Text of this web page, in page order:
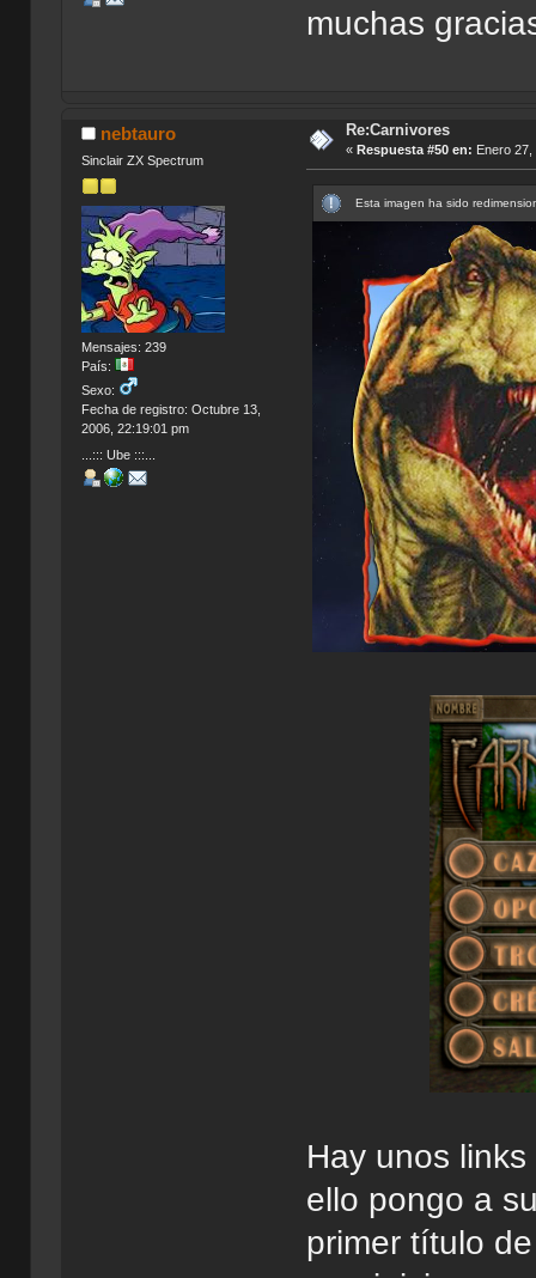
muchas
nebtauro
Sinclair ZX Spectrum
Mensajes: 239
País:
Sexo:
Fecha de registro: Octubre 13,
2006, 22:19:01 pm
...::: Ube :::...
Re:Carnivores
« Respuesta #50 en: Enero
Esta imagen ha sido
Hay unos
ello pongo a
primer título